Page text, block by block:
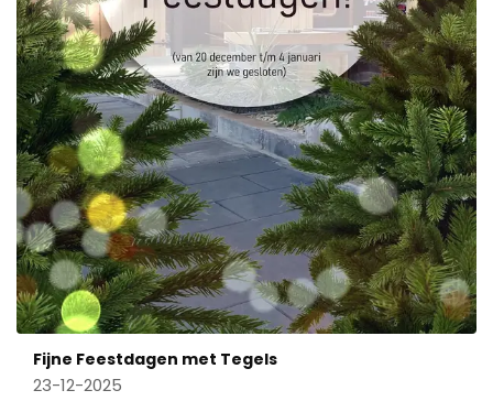
Fijne Feestdagen met Tegels
23-12-2025